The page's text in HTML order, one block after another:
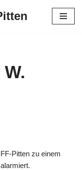
Pitten zu einem